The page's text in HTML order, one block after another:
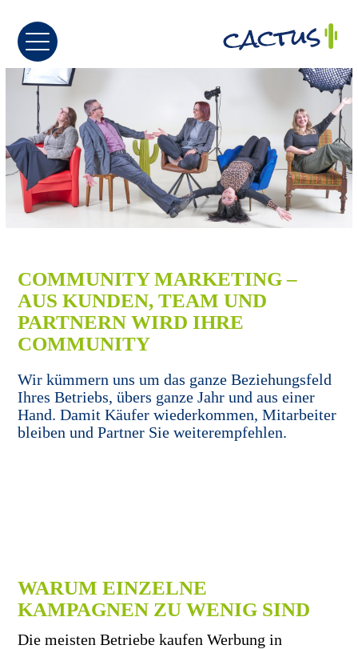
COMMUNITY MARKETING –
AUS KUNDEN, TEAM UND
PARTNERN WIRD IHRE
COMMUNITY
Wir kümmern uns um das ganze Beziehungsfeld
Ihres Betriebs, übers ganze Jahr und aus einer
Hand. Damit Käufer wiederkommen, Mitarbeiter
bleiben und Partner Sie weiterempfehlen.
WARUM EINZELNE
KAMPAGNEN ZU WENIG SIND
Die meisten Betriebe kaufen Werbung in